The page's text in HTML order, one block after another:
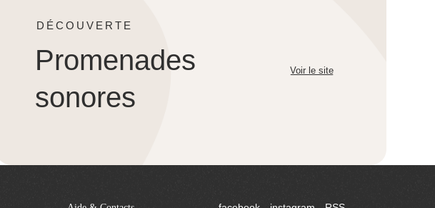
DÉCOUVERTE
Promenades
sonores
Voir le site